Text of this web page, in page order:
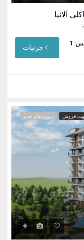
آلانیا
Konaklı, Alanya, Antalya, Mediterranean Region, 07490, Turkey
1
فروش پروژه های جدید